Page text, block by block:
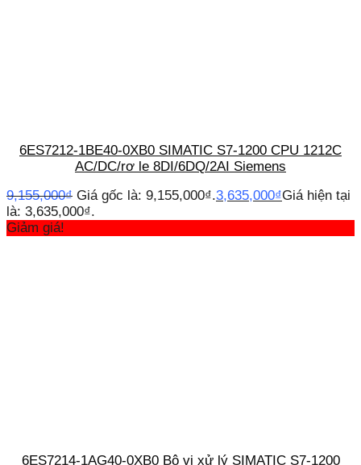
6ES7212-1BE40-0XB0 SIMATIC S7-1200 CPU 1212C
AC/DC/rơ le 8DI/6DQ/2AI Siemens
9,155,000₫ Giá gốc là: 9,155,000₫.3,635,000₫Giá hiện tại
là: 3,635,000₫.
Giảm giá!
6ES7214-1AG40-0XB0 Bộ vi xử lý SIMATIC S7-1200